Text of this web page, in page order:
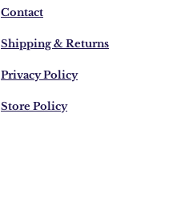
Contact
Shipping & Returns
Privacy Policy
Store Policy